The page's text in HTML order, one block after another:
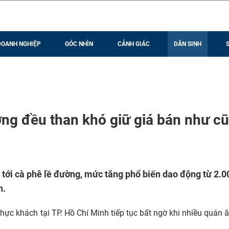
NGHIỆP GÓC NHÌN CẢNH GIÁC DÂN SINH
đều than khó giữ giá bán như cũ
cà phê lề đường, mức tăng phổ biến dao động từ
khách tại TP. Hồ Chí Minh tiếp tục bất ngờ khi nhiều quán